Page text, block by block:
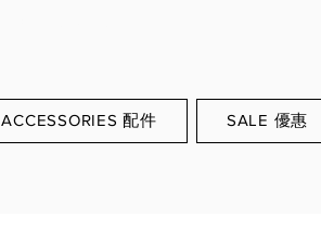
ACCESSORIES 配件 SALE 優惠